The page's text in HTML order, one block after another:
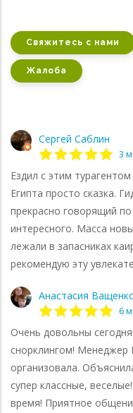
Свяжитесь с нами
Жалоба
Сергей Саблин
3
Ездил с этим
Египта просто сказка.
прекрасно говорящий
интересного. Масса
лежали в запасниках
рекомендую эту
Анастасия
6
Очень довольны
снорклингом! Менеджер
организовала.
супер классные,
время! Приятное